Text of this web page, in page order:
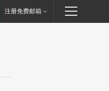
注册免费邮箱